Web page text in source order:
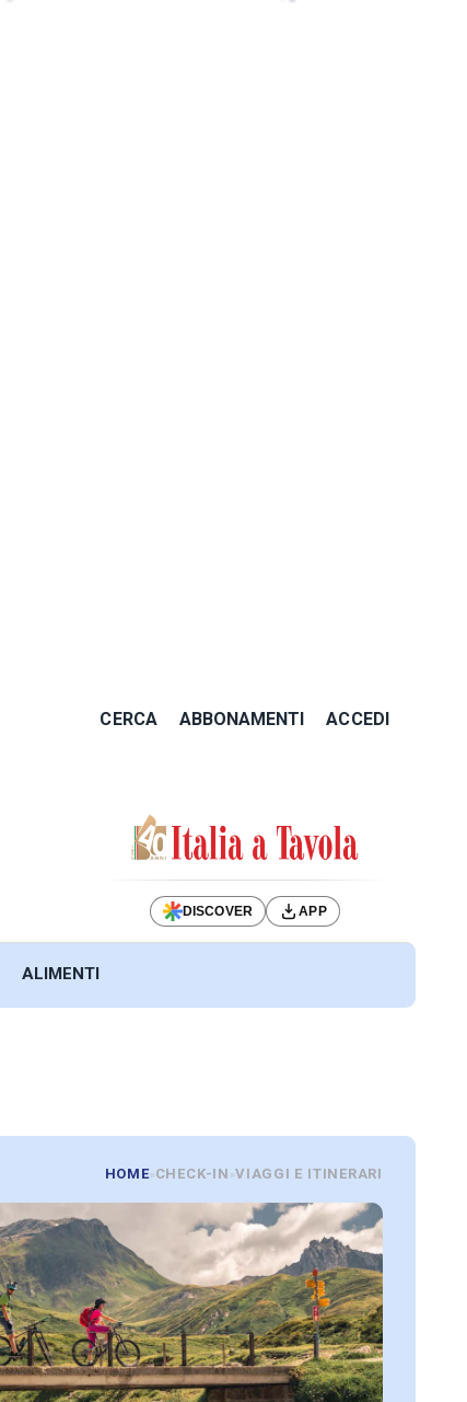
CERCA ABBONAMENTI ACCEDI
DISCOVER APP
ALIMENTI
HOME»CHECK-IN »VIAGGI E ITINERARI